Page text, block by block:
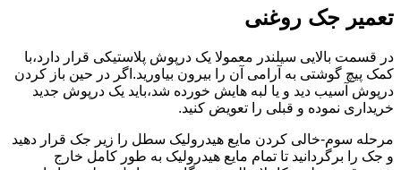
تعمیر جک روغنی
در قسمت بالایی سیلندر معمولا یک درپوش پلاستیکی قرار دارد،با
کمک پیچ گوشتی به آرامی آن را بیرون بیاورید.اگر در حین باز کردن
درپوش آسیب دید و یا لبه هایش خورده شد،باید یک درپوش جدید
خریداری نموده و قبلی را تعویض کنید.
مرحله سوم-خالی کردن مایع هیدرولیک سطل را زیر جک قرار دهید
و جک را برگردانید تا تمام مایع هیدرولیک به طور کامل خارج